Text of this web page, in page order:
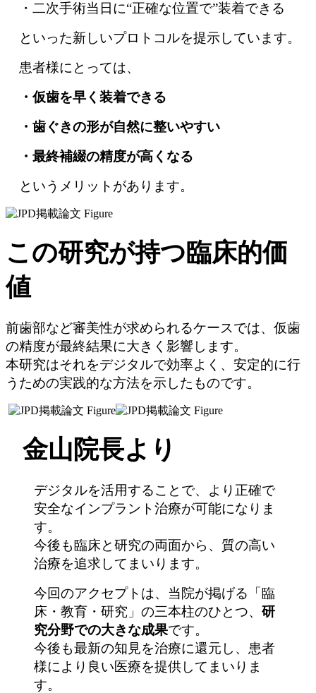
・二次手術当日に“正確な位置で”装着できる
といった新しいプロトコルを提示しています。
患者様にとっては、
・仮歯を早く装着できる
・歯ぐきの形が自然に整いやすい
・最終補綴の精度が高くなる
というメリットがあります。
この研究が持つ臨床的価
値
前歯部など審美性が求められるケースでは、仮歯
の精度が最終結果に大きく影響します。
本研究はそれをデジタルで効率よく、安定的に行
うための実践的な方法を示したものです。
金山院長より
デジタルを活用することで、より正確で
安全なインプラント治療が可能になりま
す。
今後も臨床と研究の両面から、質の高い
治療を追求してまいります。
今回のアクセプトは、当院が掲げる「臨
床・教育・研究」の三本柱のひとつ、 研
究分野での大きな成果です。
今後も最新の知見を治療に還元し、患者
様により良い医療を提供してまいりま
す。